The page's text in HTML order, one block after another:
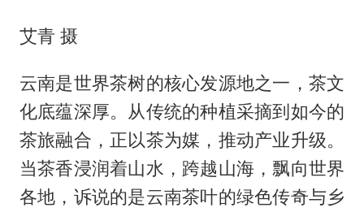
艾青 摄
云南是世界茶树的核心发源地之一，茶文
化底蕴深厚。从传统的种植采摘到如今的
茶旅融合，正以茶为媒，推动产业升级。
当茶香浸润着山水，跨越山海，飘向世界
各地，诉说的是云南茶叶的绿色传奇与乡